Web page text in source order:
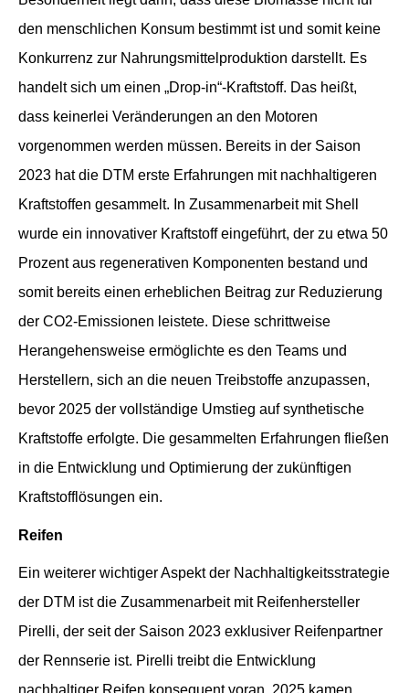
den menschlichen Konsum bestimmt ist und somit keine
Konkurrenz zur Nahrungsmittelproduktion darstellt. Es
handelt sich um einen „Drop-in“-Kraftstoff. Das heißt,
dass keinerlei Veränderungen an den Motoren
vorgenommen werden müssen. Bereits in der Saison
2023 hat die DTM erste Erfahrungen mit nachhaltigeren
Kraftstoffen gesammelt. In Zusammenarbeit mit Shell
wurde ein innovativer Kraftstoff eingeführt, der zu etwa 50
Prozent aus regenerativen Komponenten bestand und
somit bereits einen erheblichen Beitrag zur Reduzierung
der CO2-Emissionen leistete. Diese schrittweise
Herangehensweise ermöglichte es den Teams und
Herstellern, sich an die neuen Treibstoffe anzupassen,
bevor 2025 der vollständige Umstieg auf synthetische
Kraftstoffe erfolgte. Die gesammelten Erfahrungen fließen
in die Entwicklung und Optimierung der zukünftigen
Kraftstofflösungen ein.
Reifen
Ein weiterer wichtiger Aspekt der Nachhaltigkeitsstrategie
der DTM ist die Zusammenarbeit mit Reifenhersteller
Pirelli, der seit der Saison 2023 exklusiver Reifenpartner
der Rennserie ist. Pirelli treibt die Entwicklung
nachhaltiger Reifen konsequent voran. 2025 kamen